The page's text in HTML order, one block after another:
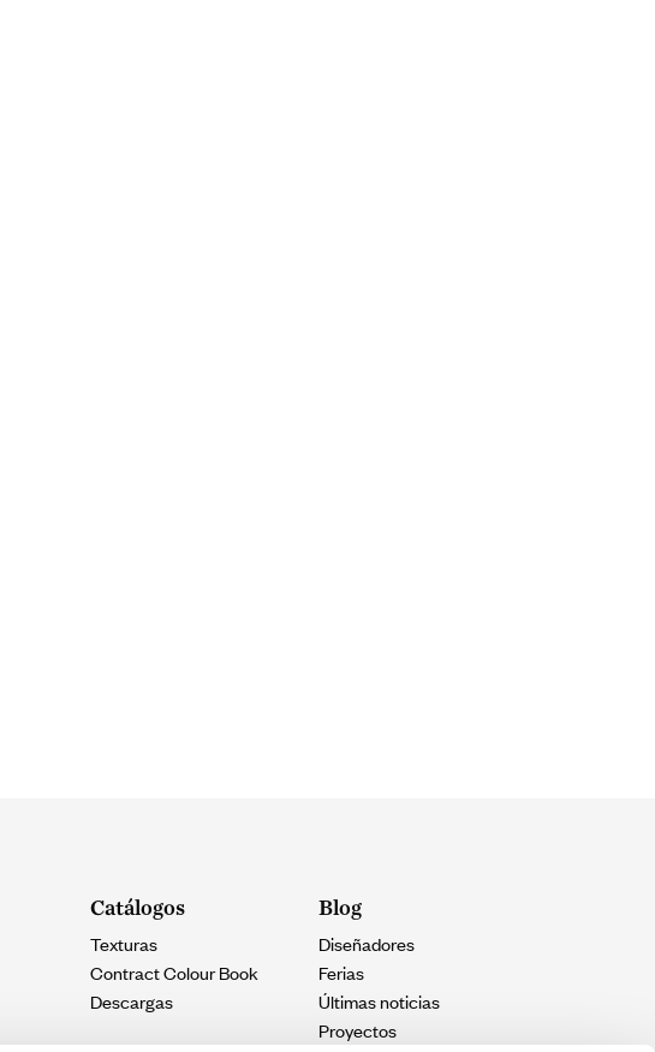
Catálogos
Texturas
Contract Colour Book
Descargas
Blog
Diseñadores
Ferias
Últimas noticias
Proyectos